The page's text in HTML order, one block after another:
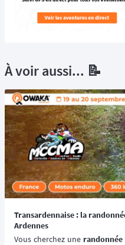
À voir aussi... 📝
Transardennaise : la
Ardennes
Vous cherchez une